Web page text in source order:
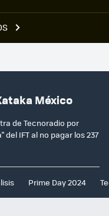
México
de Tecnoradio por
IFT al no pagar los 237
Prime Day 2024